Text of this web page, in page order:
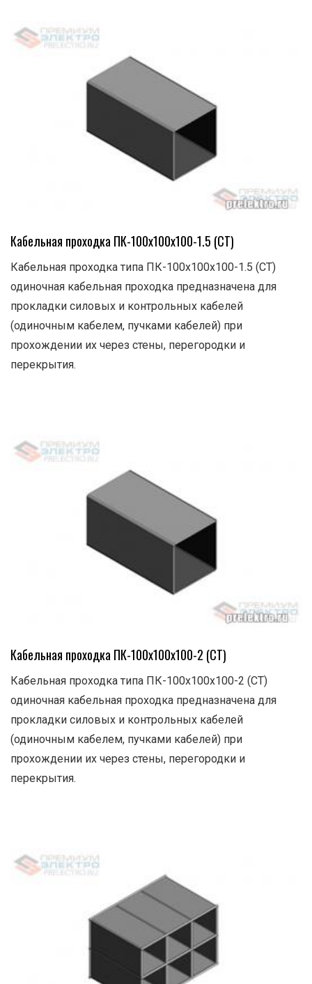
Кабельная проходка ПК-100х100х100-1.5 (СТ)
Кабельная проходка типа ПК-100х100х100-1.5 (СТ)
одиночная кабельная проходка предназначена для
прокладки силовых и контрольных кабелей
(одиночным кабелем, пучками кабелей) при
прохождении их через стены, перегородки и
перекрытия.
Кабельная проходка ПК-100х100х100-2 (СТ)
Кабельная проходка типа ПК-100х100х100-2 (СТ)
одиночная кабельная проходка предназначена для
прокладки силовых и контрольных кабелей
(одиночным кабелем, пучками кабелей) при
прохождении их через стены, перегородки и
перекрытия.